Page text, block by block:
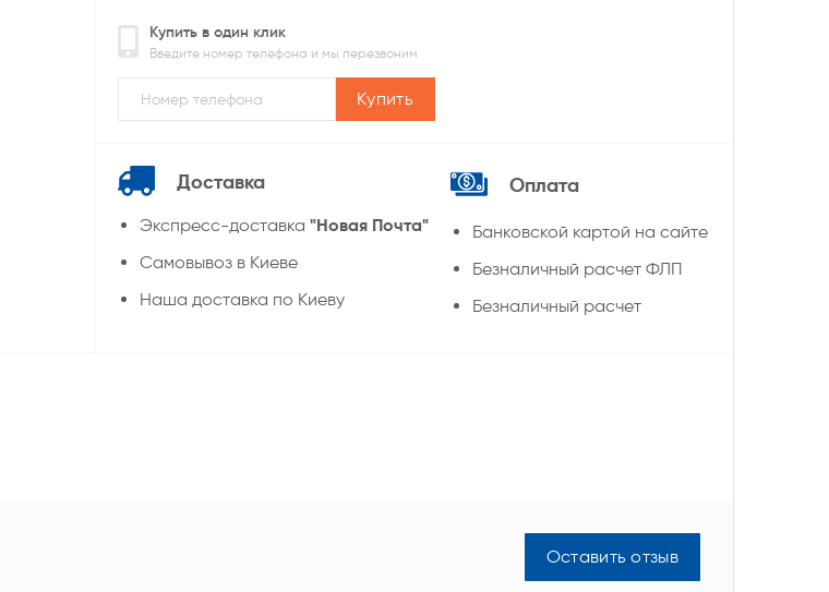
Купить в один клик
Введите номер телефона и мы перезвоним
Купить
Доставка
Экспресс-доставка "Новая Почта"
Самовывоз в Киеве
Наша доставка по Киеву
Оплата
Банковской картой на сайте
Безналичный расчет ФЛП
Безналичный расчет
Оставить отзыв